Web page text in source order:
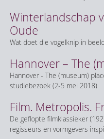
Winterlandschap
Oude
Wat doet die vogelknip in
Hannover – The
Hannover - The (museum)
studiebezoek (2-5 mei 2018)
Film. Metropolis.
De geflopte filmklassieker
regisseurs en vormgevers